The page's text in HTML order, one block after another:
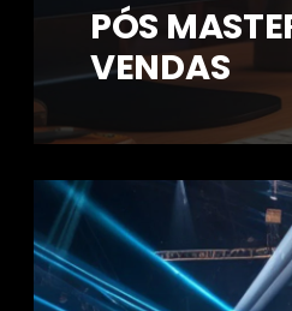
PÓS
VENDAS